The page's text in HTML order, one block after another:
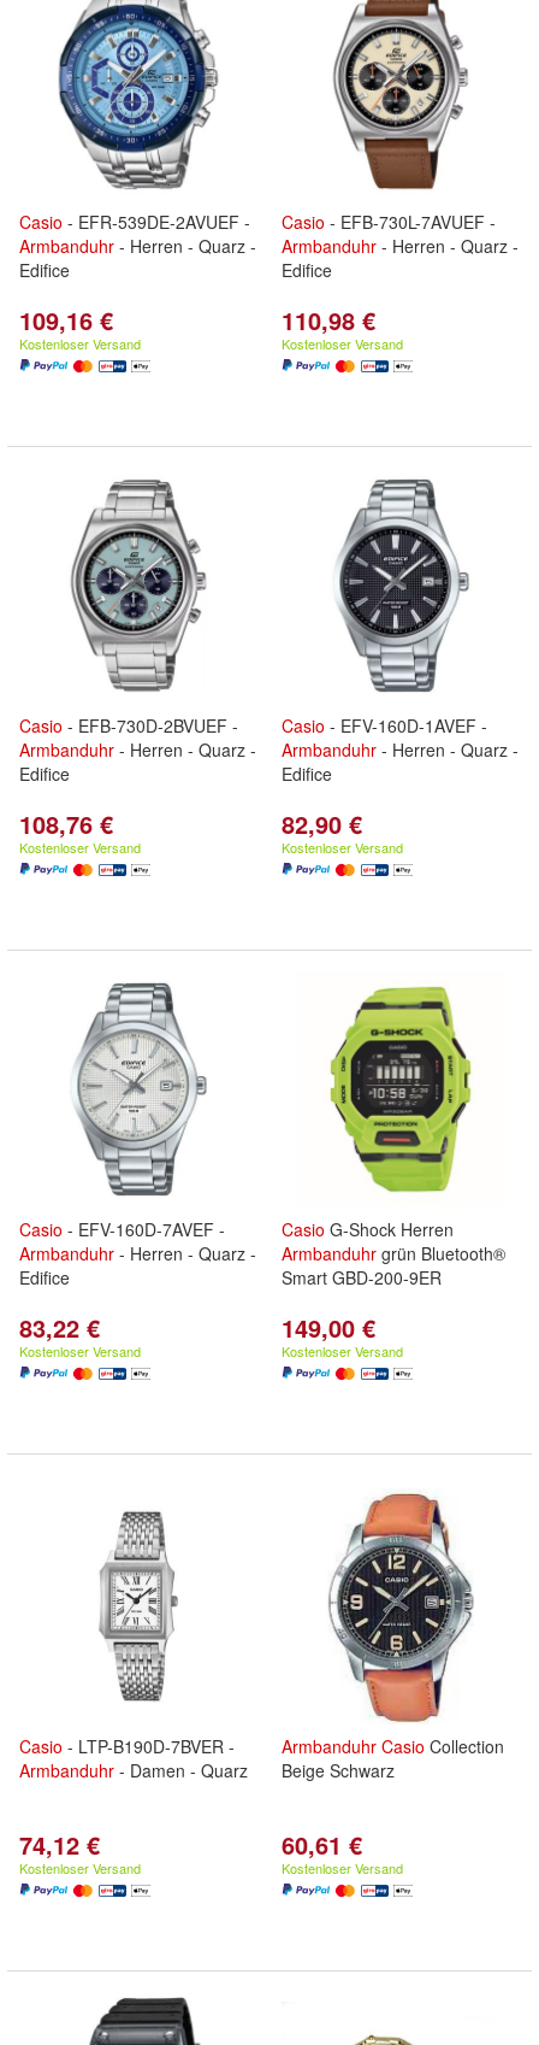
Casio - EFR-539DE-2AVUEF -
Armbanduhr - Herren - Quarz -
Edifice
109,16 €
Kostenloser Versand
Casio - EFB-730L-7AVUEF -
Armbanduhr - Herren - Quarz -
Edifice
110,98 €
Kostenloser Versand
Casio - EFB-730D-2BVUEF -
Armbanduhr - Herren - Quarz -
Edifice
108,76 €
Kostenloser Versand
Casio - EFV-160D-1AVEF -
Armbanduhr - Herren - Quarz -
Edifice
82,90 €
Kostenloser Versand
Casio - EFV-160D-7AVEF -
Armbanduhr - Herren - Quarz -
Edifice
83,22 €
Kostenloser Versand
Casio G-Shock Herren
Armbanduhr grün Bluetooth®
Smart GBD-200-9ER
149,00 €
Kostenloser Versand
Casio - LTP-B190D-7BVER -
Armbanduhr - Damen - Quarz
74,12 €
Kostenloser Versand
Armbanduhr Casio Collection
Beige Schwarz
60,61 €
Kostenloser Versand